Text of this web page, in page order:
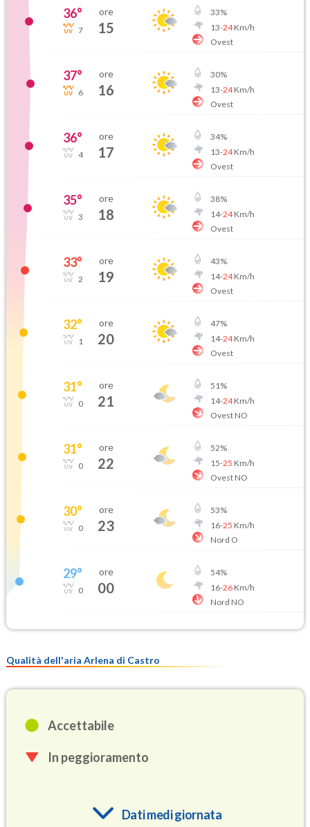
36°
7
ore
15
33%
13-24Km/h
Ovest
37°
6
ore
16
30%
13-24Km/h
Ovest
36°
4
ore
17
34%
13-24Km/h
Ovest
35°
3
ore
18
38%
14-24Km/h
Ovest
33°
2
ore
19
43%
14-24Km/h
Ovest
32°
1
ore
20
47%
14-24Km/h
Ovest
31°
0
ore
21
51%
14-24Km/h
Ovest NO
31°
0
ore
22
52%
15-25 Km/h
Ovest NO
30°
0
ore
23
53%
16-25 Km/h
Nord O
29°
0
ore
00
54%
16-26Km/h
Nord NO
Qualità dell'aria Arlena di Castro
Accettabile
In peggioramento
Dati medi giornata